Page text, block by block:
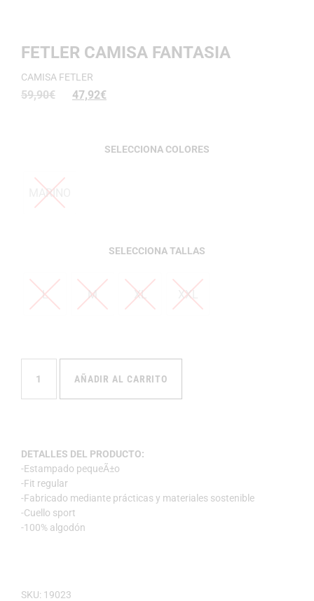
FETLER CAMISA FANTASIA
CAMISA FETLER
59,90€ 47,92€
COLORES
MARINO
TALLAS
L M XL XXL
AÑADIR AL CARRITO
DETALLES DEL PRODUCTO:
-Estampado pequeÃ±o
-Fit regular
-Fabricado mediante prácticas y materiales sostenible
-Cuello sport
-100% algodón
SKU: 19023